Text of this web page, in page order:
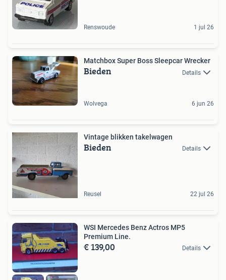
Renswoude 1 jul 26
Matchbox Super Boss Sleepcar Wrecker
Bieden Details
Wolvega 6 jun 26
Vintage blikken takelwagen
Bieden Details
Reusel 22 jul 26
WSI Mercedes Benz Actros MP5
Premium Line.
€ 139,00 Details